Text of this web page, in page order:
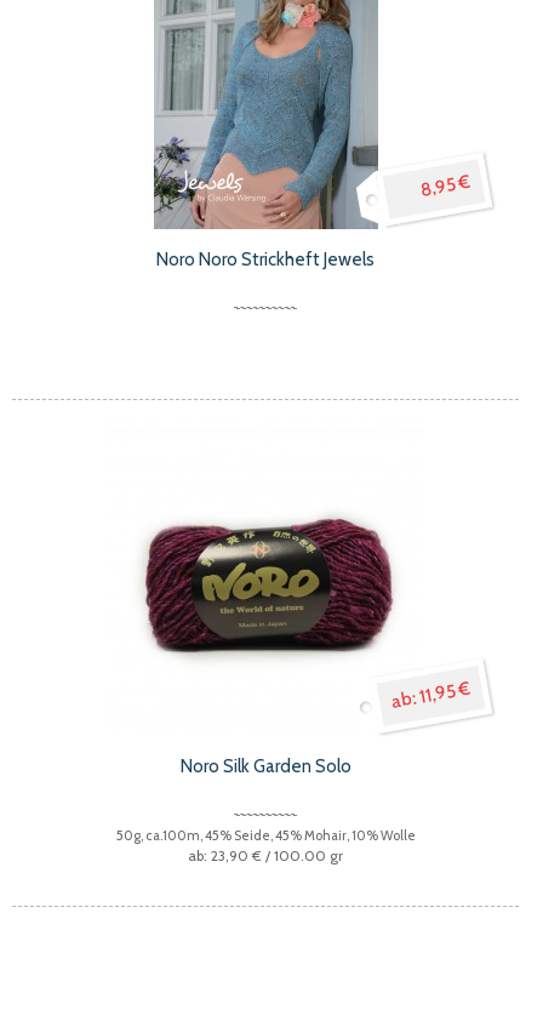
8,95 €
Noro Noro Strickheft Jewels
11,95 €
Noro Silk Garden Solo
50g, ca.100m, 45% Seide, 45% Mohair, 10% Wolle
23,90 € / 100.00 gr